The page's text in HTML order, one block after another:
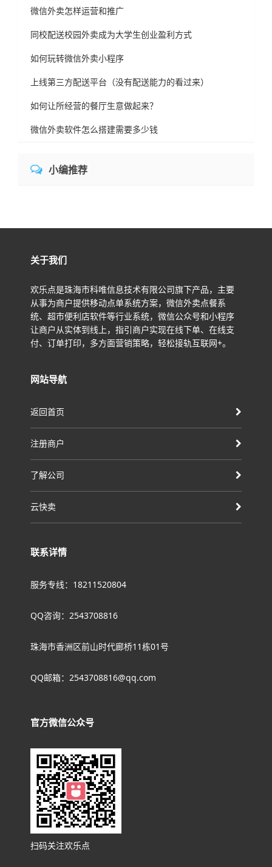
微信外卖怎样运营和推广
同校配送校园外卖成为大学生创业盈利方式
如何玩转微信外卖小程序
上线第三方配送平台（没有配送能力的看过来）
如何让所经营的餐厅生意做起来？
微信外卖软件怎么搭建需要多少钱
小编推荐
关于我们
欢乐点是珠海市科唯信息技术有限公司旗下产品，主要
从事为商户提供移动点单系统方案，微信外卖点餐系
统、超市便利店软件等行业系统，微信公众号和小程序
让商户从实体到线上，指引商户实现在线下单、在线支
付、订单打印，多方面营销策略，轻松接轨互联网+。
网站导航
返回首页
注册商户
了解公司
云快卖
联系详情
服务专线：18211520804
QQ咨询：2543708816
珠海市香洲区前山时代廊桥11栋01号
QQ邮箱：2543708816@qq.com
官方微信公众号
扫码关注欢乐点